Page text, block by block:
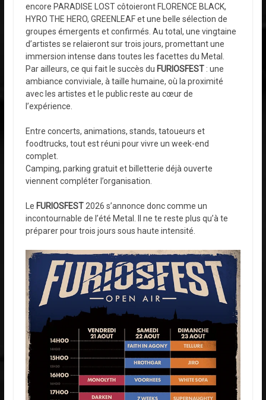
encore PARADISE LOST côtoieront FLORENCE BLACK,
HYRO THE HERO, GREENLEAF et une belle sélection de
groupes émergents et confirmés. Au total, une vingtaine
d’artistes se relaieront sur trois jours, promettant une
immersion intense dans toutes les facettes du Metal.
Par ailleurs, ce qui fait le succès du FURIOSFEST: une
ambiance conviviale, à taille humaine, où la proximité
avec les artistes et le public reste au cœur de
l’expérience.
Entre concerts, animations, stands, tatoueurs et
foodtrucks, tout est réuni pour vivre un week-end
complet.
Camping, parking gratuit et billetterie déjà ouverte
viennent compléter l’organisation.
Le FURIOSFEST2026 s’annonce donc comme un
incontournable de l’été Metal. Il ne te reste plus qu’à te
préparer pour trois jours sous haute intensité.